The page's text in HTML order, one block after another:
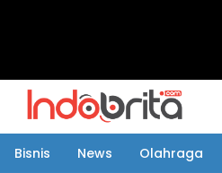
Bisnis News Olahraga